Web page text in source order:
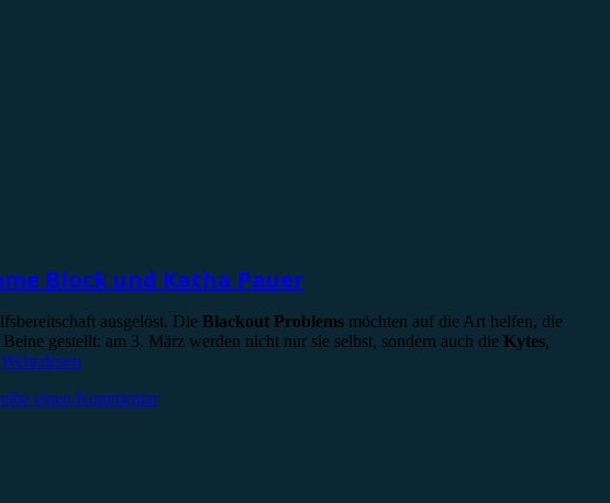
Block und Katha Pauer
ausgelöst. Die Blackout Problems möchten auf die Art helfen, die
gestellt: am 3. März werden nicht nur sie selbst, sondern auch die Kytes,
Weiterlesen
einen Kommentar